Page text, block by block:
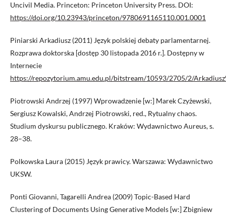
Uncivil Media. Princeton: Princeton University Press. DOI:
https://doi.org/10.23943/princeton/9780691165110.001.0001
Piniarski Arkadiusz (2011) Język polskiej debaty parlamentarnej.
Rozprawa doktorska [dostęp 30 listopada 2016 r.]. Dostępny w
Internecie
https://repozytorium.amu.edu.pl/bitstream/10593/2705/2/
Piotrowski Andrzej (1997) Wprowadzenie [w:] Marek Czyżewski,
Sergiusz Kowalski, Andrzej Piotrowski, red., Rytualny chaos.
Studium dyskursu publicznego. Kraków: Wydawnictwo Aureus, s.
28–38.
Polkowska Laura (2015) Język prawicy. Warszawa: Wydawnictwo
UKSW.
Ponti Giovanni, Tagarelli Andrea (2009) Topic-Based Hard
Clustering of Documents Using Generative Models [w:] Zbigniew